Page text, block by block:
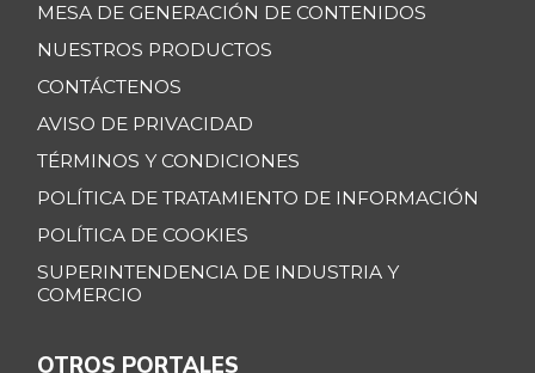
MESA DE GENERACIÓN DE CONTENIDOS
NUESTROS PRODUCTOS
CONTÁCTENOS
AVISO DE PRIVACIDAD
TÉRMINOS Y CONDICIONES
POLÍTICA DE TRATAMIENTO DE INFORMACIÓN
POLÍTICA DE COOKIES
SUPERINTENDENCIA DE INDUSTRIA Y
COMERCIO
OTROS PORTALES